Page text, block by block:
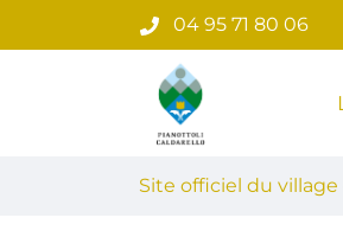
au
04 95 71 80 06
Site officiel
Site officiel du